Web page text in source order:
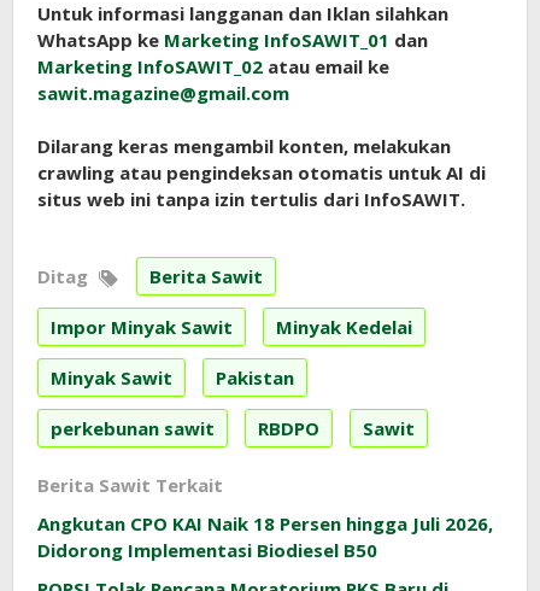
Untuk informasi langganan dan Iklan silahkan
WhatsApp ke Marketing InfoSAWIT_01 dan
Marketing InfoSAWIT_02 atau email ke
sawit.magazine@gmail.com
Dilarang keras mengambil konten, melakukan
crawling atau pengindeksan otomatis untuk AI di
situs web ini tanpa izin tertulis dari InfoSAWIT.
Ditag Berita Sawit
Impor Minyak Sawit Minyak Kedelai
Minyak Sawit Pakistan
perkebunan sawit RBDPO Sawit
Berita Sawit Terkait
Angkutan CPO KAI Naik 18 Persen hingga Juli 2026,
Didorong Implementasi Biodiesel B50